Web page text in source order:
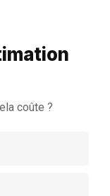
coûte ?